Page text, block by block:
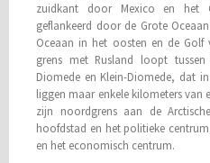
zuidkant door Mexico en het
geflankeerd door de Grote
Oceaan in het oosten en de Golf
grens met Rusland loopt
Diomede en Klein-Diomede, dat
liggen maar enkele kilometers van
zijn noordgrens aan de
hoofdstad en het politieke
en het economisch centrum.